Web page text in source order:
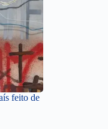
feito de